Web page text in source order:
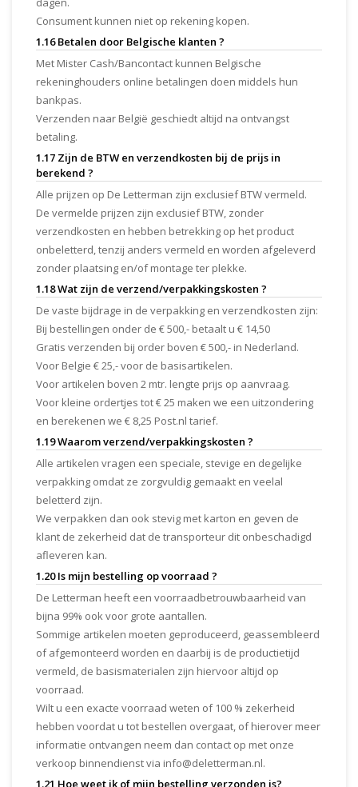
Consument kunnen niet op rekening kopen.
1.16 Betalen door Belgische klanten ?
Met Mister Cash/Bancontact kunnen Belgische
rekeninghouders online betalingen doen middels hun
bankpas.
Verzenden naar België geschiedt altijd na ontvangst
betaling.
1.17 Zijn de BTW en verzendkosten bij de prijs in
berekend ?
Alle prijzen op De Letterman zijn exclusief BTW vermeld.
De vermelde prijzen zijn exclusief BTW, zonder
verzendkosten en hebben betrekking op het product
onbeletterd, tenzij anders vermeld en worden afgeleverd
zonder plaatsing en/of montage ter plekke.
1.18 Wat zijn de verzend/verpakkingskosten ?
De vaste bijdrage in de verpakking en verzendkosten zijn:
Bij bestellingen onder de € 500,- betaalt u € 14,50
Gratis verzenden bij order boven € 500,- in Nederland.
Voor Belgie € 25,- voor de basisartikelen.
Voor artikelen boven 2 mtr. lengte prijs op aanvraag.
Voor kleine ordertjes tot € 25 maken we een uitzondering
en berekenen we € 8,25 Post.nl tarief.
1.19 Waarom verzend/verpakkingskosten ?
Alle artikelen vragen een speciale, stevige en degelijke
verpakking omdat ze zorgvuldig gemaakt en veelal
beletterd zijn.
We verpakken dan ook stevig met karton en geven de
klant de zekerheid dat de transporteur dit onbeschadigd
afleveren kan.
1.20 Is mijn bestelling op voorraad ?
De Letterman heeft een voorraadbetrouwbaarheid van
bijna 99% ook voor grote aantallen.
Sommige artikelen moeten geproduceerd, geassembleerd
of afgemonteerd worden en daarbij is de productietijd
vermeld, de basismaterialen zijn hiervoor altijd op
voorraad.
Wilt u een exacte voorraad weten of 100 % zekerheid
hebben voordat u tot bestellen overgaat, of hierover meer
informatie ontvangen neem dan contact op met onze
verkoop binnendienst via info@deletterman.nl.
1.21 Hoe weet ik of mijn bestelling verzonden is?